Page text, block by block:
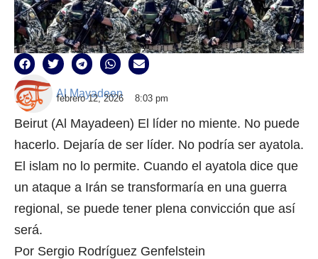
Al Mayadeen
febrero 12, 2026 8:03 pm
Beirut (Al Mayadeen) El líder no miente. No puede
hacerlo. Dejaría de ser líder. No podría ser ayatola.
El islam no lo permite. Cuando el ayatola dice que
un ataque a Irán se transformaría en una guerra
regional, se puede tener plena convicción que así
será.
Por Sergio Rodríguez Genfelstein